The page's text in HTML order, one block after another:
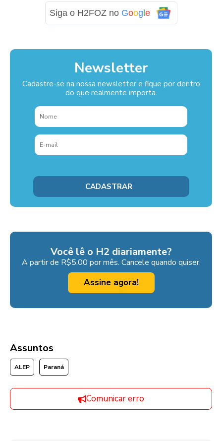
Siga o H2FOZ no Google
Newsletter
Cadastre-se na nossa newsletter e fique por dentro
do que realmente importa.
Você lê o H2 diariamente?
A partir de R$5,00 por mês. Cancele quando quiser.
Assine agora!
Assuntos
ALEP Paraná
Comunicar erro